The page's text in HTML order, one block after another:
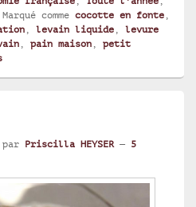
Marqué comme cocotte en fonte ,
, levain liquide , levure
, pain maison , petit
par Priscilla HEYSER — 5